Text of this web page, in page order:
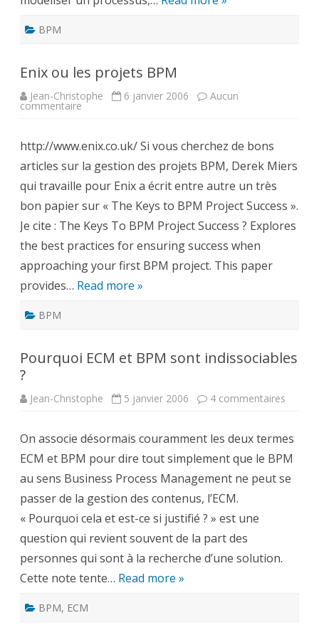
BPM
Enix ou les projets BPM
Jean-Christophe 6 janvier 2006 Aucun
commentaire sur
projets
BPM
http://www.enix.co.uk/ Si vous cherchez de bons
articles sur la gestion des projets BPM, Derek Miers
qui travaille pour Enix a écrit entre autre un très
bon papier sur « The Keys to BPM Project Success ».
Je cite : The Keys To BPM Project Success ? Explores
the best practices for ensuring success when
approaching your first BPM project. This paper
provides… Read more »
BPM
Pourquoi ECM et BPM sont indissociables
?
Jean-Christophe 5 janvier 2006 4 commentaires
BPM
sont
?
On associe désormais couramment les deux termes
ECM et BPM pour dire tout simplement que le BPM
au sens Business Process Management ne peut se
passer de la gestion des contenus, l’ECM.
« Pourquoi cela et est-ce si justifié ? » est une
question qui revient souvent de la part des
personnes qui sont à la recherche d’une solution.
Cette note tente… Read more »
BPM, ECM